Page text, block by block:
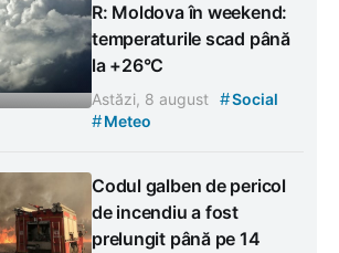
R: Moldova în weekend:
temperaturile scad până
la +26°C
Astăzi, 8 august #Social
#Meteo
Codul galben de pericol
de incendiu a fost
prelungit până pe 14